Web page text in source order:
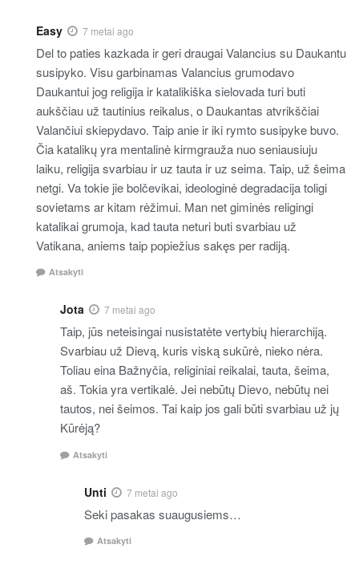
Easy 7 metai ago
Del to paties kazkada ir geri draugai Valancius su Daukantu
susipyko. Visu garbinamas Valancius grumodavo
Daukantui jog religija ir katalikiška sielovada turi buti
aukščiau už tautinius reikalus, o Daukantas atvrikščiai
Valančiui skiepydavo. Taip anie ir iki rymto susipyke buvo.
Čia katalikų yra mentalinė kirmgrauža nuo seniausiuju
laiku, religija svarbiau ir uz tauta ir uz seima. Taip, už šeima
netgi. Va tokie jie bolčevikai, ideologinė degradacija toligi
sovietams ar kitam rėžimui. Man net giminės religingi
katalikai grumoja, kad tauta neturi buti svarbiau už
Vatikana, aniems taip popiežius sakęs per radiją.
Atsakyti
Jota 7 metai ago
Taip, jūs neteisingai nusistatėte vertybių hierarchiją.
Svarbiau už Dievą, kuris viską sukūrė, nieko nėra.
Toliau eina Bažnyčia, religiniai reikalai, tauta, šeima,
aš. Tokia yra vertikalė. Jei nebūtų Dievo, nebūtų nei
tautos, nei šeimos. Tai kaip jos gali būti svarbiau už jų
Kūrėją?
Atsakyti
Unti 7 metai ago
Seki pasakas suaugusiems…
Atsakyti